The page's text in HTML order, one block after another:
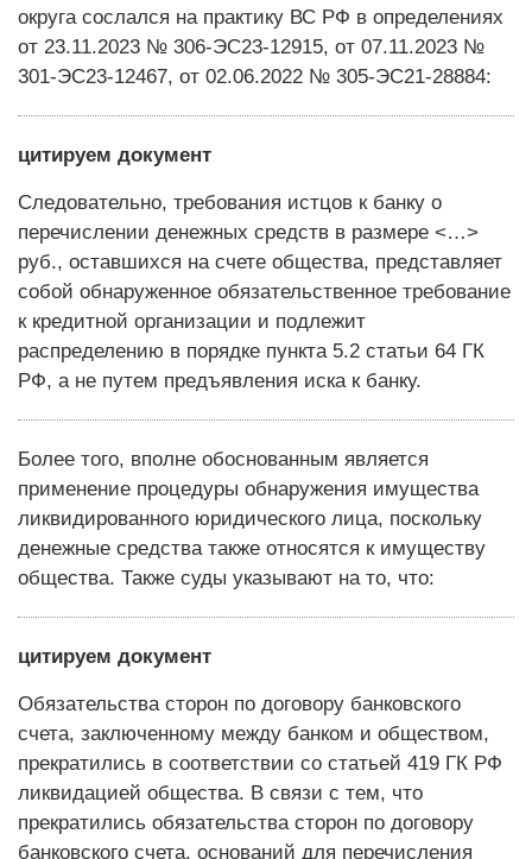
округа сослался на практику ВС РФ в определениях
от 23.11.2023 № 306-ЭС23-12915, от 07.11.2023 №
301-ЭС23-12467, от 02.06.2022 № 305-ЭС21-28884:
цитируем документ
Следовательно, требования истцов к банку о
перечислении денежных средств в размере <…>
руб., оставшихся на счете общества, представляет
собой обнаруженное обязательственное требование
к кредитной организации и подлежит
распределению в порядке пункта 5.2 статьи 64 ГК
РФ, а не путем предъявления иска к банку.
Более того, вполне обоснованным является
применение процедуры обнаружения имущества
ликвидированного юридического лица, поскольку
денежные средства также относятся к имуществу
общества. Также суды указывают на то, что:
цитируем документ
Обязательства сторон по договору банковского
счета, заключенному между банком и обществом,
прекратились в соответствии со статьей 419 ГК РФ
ликвидацией общества. В связи с тем, что
прекратились обязательства сторон по договору
банковского счета, оснований для перечисления